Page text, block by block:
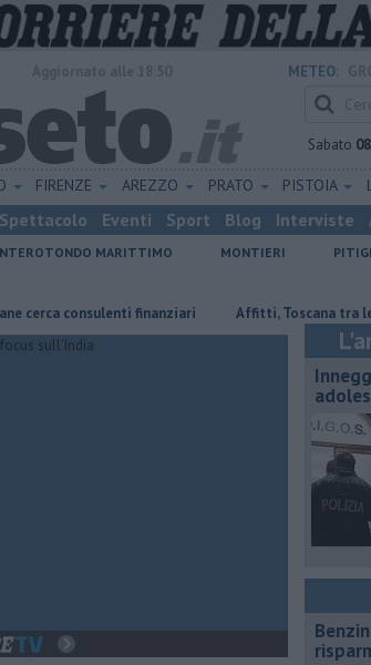
METEO:
Sabato
FIRENZE AREZZO PRATO PISTOIA
Eventi Sport Blog Interviste
MARITTIMO MONTIERI
finanziari Affitti, Toscana tra le regioni più